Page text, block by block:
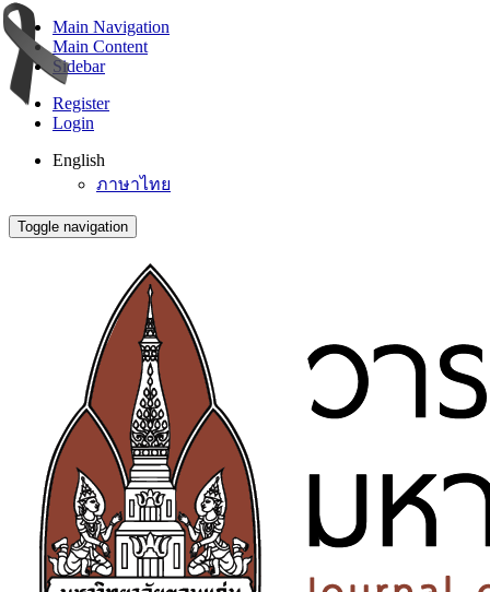
Main Navigation
Main Content
Sidebar
Register
Login
English
ภาษาไทย
Toggle navigation